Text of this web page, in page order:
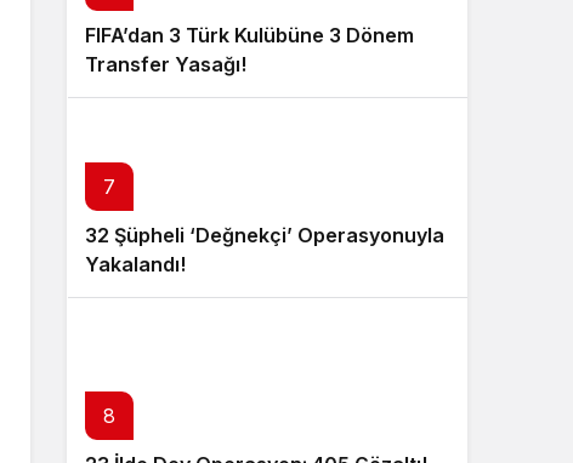
FIFA’dan 3 Türk Kulübüne 3 Dönem
Transfer Yasağı!
7
32 Şüpheli ‘Değnekçi’ Operasyonuyla
Yakalandı!
8